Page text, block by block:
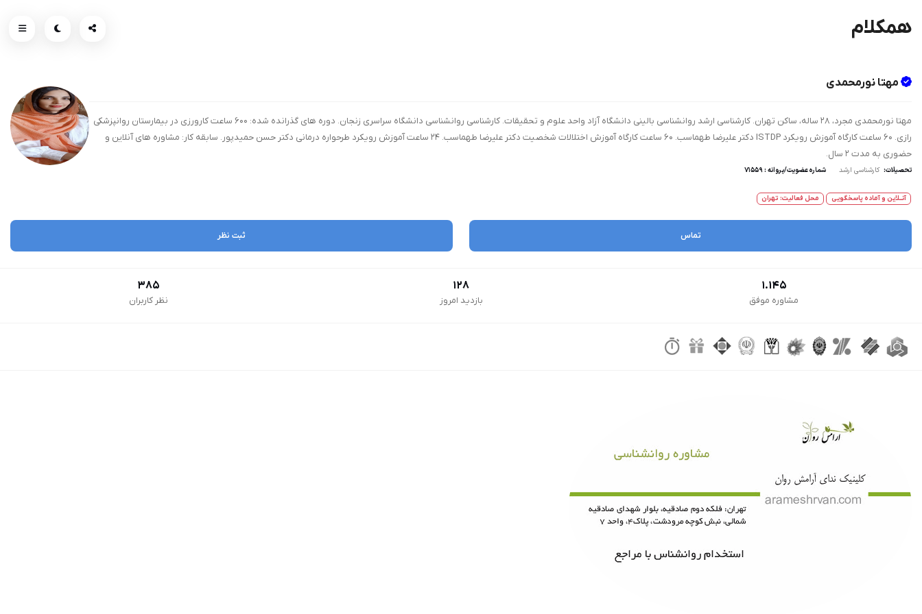
همکلام
مهتا نورمحمدی
مهتا نورمحمدی مجرد، ۲۸ ساله، ساکن تهران. کارشناسی ارشد روانشناسی بالینی دانشگاه آزاد واحد علوم و تحقیقات. کارشناسی روانشناسی دانشگاه سراسری زنجان. دوره های گذرانده شده: ۶۰۰ ساعت کارورزی در بیمارستان روانپزشکی
رازی. ۶۰ ساعت کارگاه آموزش رویکرد ISTDP دکتر علیرضا طهماسب. ۶۰ ساعت کارگاه آموزش اختلالات شخصیت دکتر علیرضا طهماسب. ۲۴ ساعت آموزش رویکرد طرحواره درمانی دکتر حسن حمیدپور. سابقه کار: مشاوره های آنلاین و
حضوری به مدت ۲ سال.
تحصیلات: کارشناسی ارشد شماره عضویت/پروانه : 71559
آنــلاین و آماده پاسخگویی محل فعالیت: تهران
تماس ثبت نظر
1.145
مشاوره موفق
128
بازدید امروز
385
نظر کاربران